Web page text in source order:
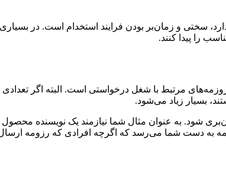
سختی و زمان‌بر بودن فرایند استخدام است. در
را پیدا کنند.
مرتبط با شغل درخواستی است. البته اگر
بسیار زیاد می‌شود.
شود. به عنوان مثال شما نیازمند یک نویسنده
به دست شما می‌رسد که اگرچه افرادی که رزومه